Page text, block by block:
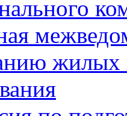
жилых